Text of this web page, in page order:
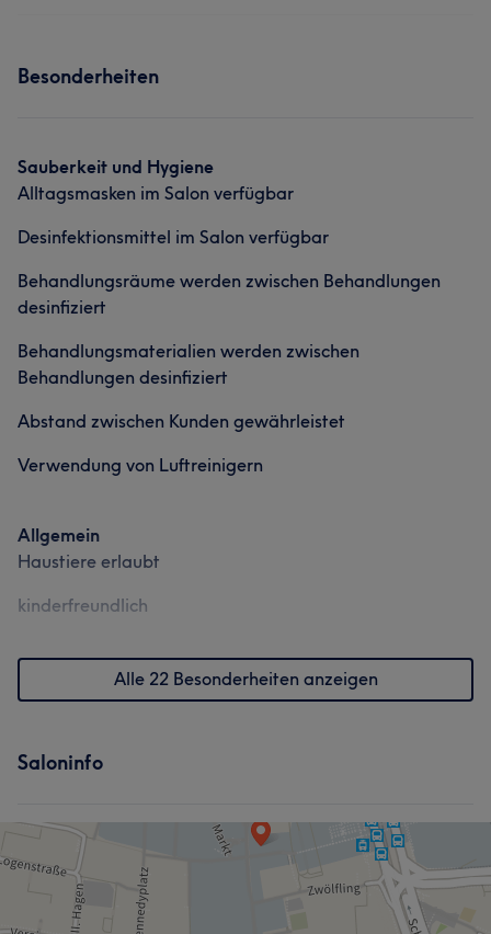
Besonderheiten
Sauberkeit und Hygiene
Alltagsmasken im Salon verfügbar
Desinfektionsmittel im Salon verfügbar
Behandlungsräume werden zwischen Behandlungen
desinfiziert
Behandlungsmaterialien werden zwischen
Behandlungen desinfiziert
Abstand zwischen Kunden gewährleistet
Verwendung von Luftreinigern
Allgemein
Haustiere erlaubt
kinderfreundlich
Alle 22 Besonderheiten anzeigen
Saloninfo